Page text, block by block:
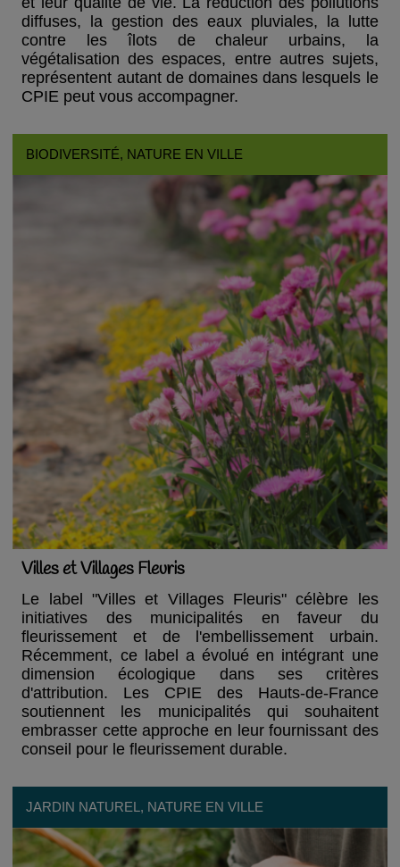
diffuses, la gestion des eaux pluviales, la lutte
contre les îlots de chaleur urbains, la
végétalisation des espaces, entre autres sujets,
représentent autant de domaines dans lesquels le
CPIE peut vous accompagner.
BIODIVERSITÉ, NATURE EN VILLE
Villes et Villages Fleuris
Le label "Villes et Villages Fleuris" célèbre les
initiatives des municipalités en faveur du
fleurissement et de l'embellissement urbain.
Récemment, ce label a évolué en intégrant une
dimension écologique dans ses critères
d'attribution. Les CPIE des Hauts-de-France
soutiennent les municipalités qui souhaitent
embrasser cette approche en leur fournissant des
conseil pour le fleurissement durable.
JARDIN NATUREL , NATURE EN VILLE